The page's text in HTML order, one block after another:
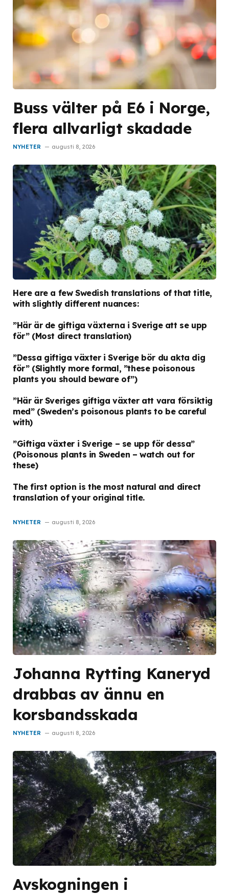
Buss välter på E6 i Norge,
flera allvarligt skadade
NYHETER augusti 8, 2026
Here are a few Swedish translations of that title,
with slightly different nuances:
”Här är de giftiga växterna i Sverige att se upp
för”(Most direct translation)
”Dessa giftiga växter i Sverige bör du akta dig
för”(Slightly more formal, ”these poisonous
plants you should beware of”)
”Här är Sveriges giftiga växter att vara försiktig
med”(Sweden’s poisonous plants to be careful
with)
”Giftiga växter i Sverige – se upp för dessa”
(Poisonous plants in Sweden – watch out for
these)
The first option is the most natural and direct
translation of your original title.
NYHETER augusti 8, 2026
Johanna Rytting Kaneryd
drabbas av ännu en
korsbandsskada
NYHETER augusti 8, 2026
Avskogningen i